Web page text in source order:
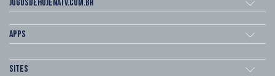
Jogosdehojenatv.com.br
Apps
Sites